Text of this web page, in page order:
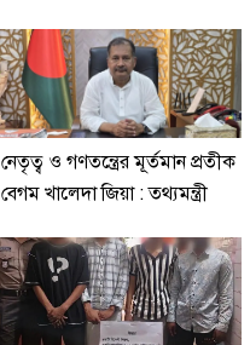
নেতৃত্ব ও গণতন্ত্রের মূর্তমান প্রতীক
বেগম খালেদা জিয়া : তথ্যমন্ত্রী